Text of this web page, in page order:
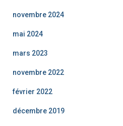
novembre 2024
mai 2024
mars 2023
novembre 2022
février 2022
décembre 2019